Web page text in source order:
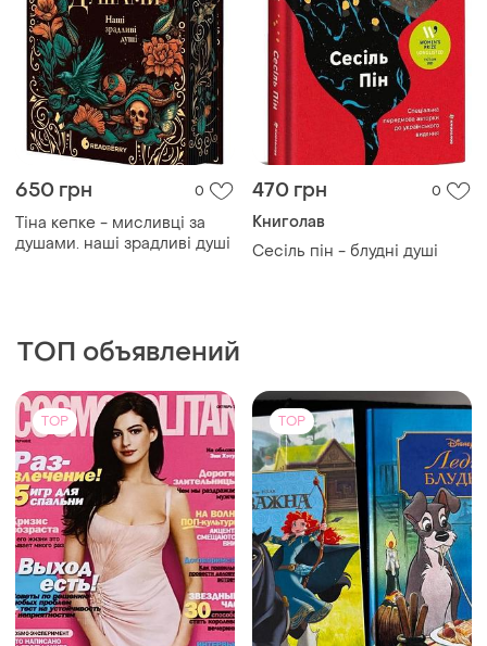
650 грн 0
Тіна кепке - мисливці за
душами. наші зрадливі душі
470 грн 0
Книголав
Сесіль пін - блудні душі
ТОП объявлений
TOP TOP